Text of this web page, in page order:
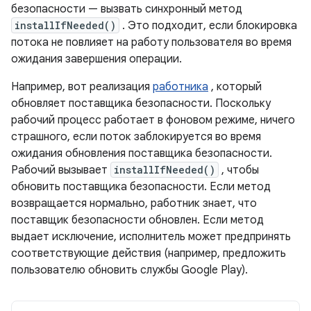
безопасности — вызвать синхронный метод
installIfNeeded()
. Это подходит, если блокировка
потока не повлияет на работу пользователя во время
ожидания завершения операции.
Например, вот реализация работника , который
обновляет поставщика безопасности. Поскольку
рабочий процесс работает в фоновом режиме, ничего
страшного, если поток заблокируется во время
ожидания обновления поставщика безопасности.
Рабочий вызывает installIfNeeded() , чтобы
обновить поставщика безопасности. Если метод
возвращается нормально, работник знает, что
поставщик безопасности обновлен. Если метод
выдает исключение, исполнитель может предпринять
соответствующие действия (например, предложить
пользователю обновить службы Google Play).